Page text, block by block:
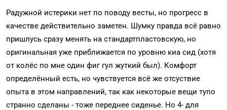
Радужной истерики нет по поводу весты, но прогресс в
качестве действительно заметен. Шумку правда всё равно
пришлусь сразу менять на стандартпластовскую, но
оригинальная уже приближается по уровню киа сид (хотя
от колёс по мне один фиг гул жуткий был). Комфорт
определённый есть, но чувствуется всё же отсуствие
опыта в этом направлений, так как некоторые вещи тупо
странно сделаны - тоже переднее сиденье. Но 4- для